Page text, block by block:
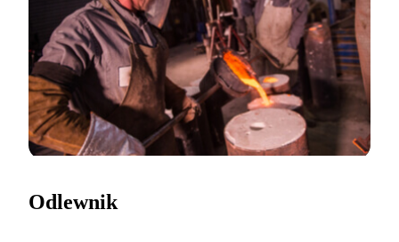
Odlewnik